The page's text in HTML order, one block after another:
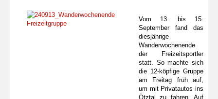
Vom 13. bis 15.
September fand das
diesjährige
Wanderwochenende
der Freizeitsportler
statt. So machte sich
die 12-köpfige Gruppe
am Freitag früh auf,
um mit Privatautos ins
Ötztal zu fahren. Auf